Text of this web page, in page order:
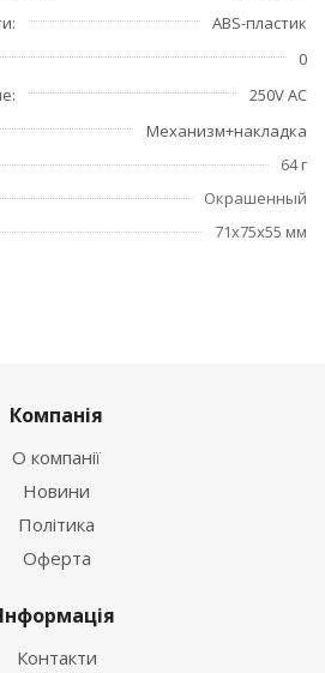
ABS-пластик
0
250V AC
Механизм+накладка
64 г
Окрашенный
71x75x55 мм
Компанія
О компанії
Новини
Політика
Оферта
Інформація
Контакти